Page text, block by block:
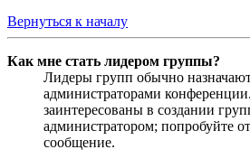
Вернуться к началу
Как мне стать лидером группы?
Лидеры групп обычно
администраторами
заинтересованы в создании
администратором; попробуйте
сообщение.